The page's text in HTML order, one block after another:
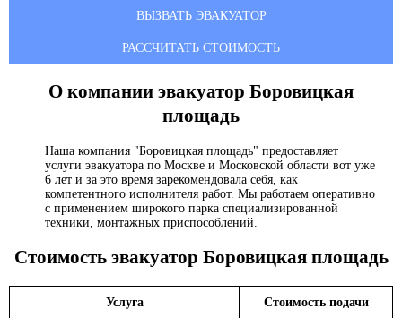
ВЫЗВАТЬ ЭВАКУАТОР
РАССЧИТАТЬ СТОИМОСТЬ
О компании эвакуатор Боровицкая
площадь
Наша компания "Боровицкая площадь" предоставляет
услуги эвакуатора по Москве и Московской области вот уже
6 лет и за это время зарекомендовала себя, как
компетентного исполнителя работ. Мы работаем оперативно
с применением широкого парка специализированной
техники, монтажных приспособлений.
Стоимость эвакуатор Боровицкая площадь
Услуга Стоимость подачи